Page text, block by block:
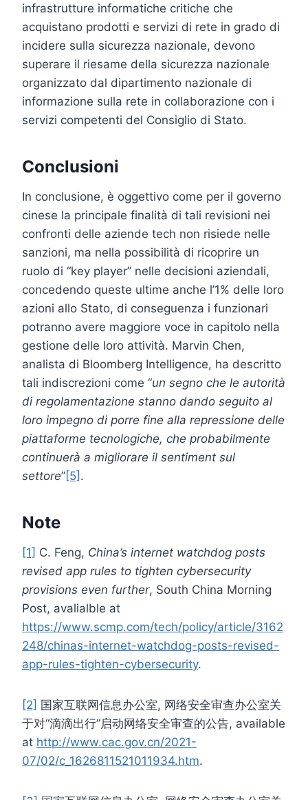
infrastrutture informatiche critiche che
acquistano prodotti e servizi di rete in grado di
incidere sulla sicurezza nazionale, devono
superare il riesame della sicurezza nazionale
organizzato dal dipartimento nazionale di
informazione sulla rete in collaborazione con i
servizi competenti del Consiglio di Stato.
Conclusioni
In conclusione, è oggettivo come per il governo
cinese la principale finalità di tali revisioni nei
confronti delle aziende tech non risiede nelle
sanzioni, ma nella possibilità di ricoprire un
ruolo di “key player” nelle decisioni aziendali,
concedendo queste ultime anche l’1% delle loro
azioni allo Stato, di conseguenza i funzionari
potranno avere maggiore voce in capitolo nella
gestione delle loro attività. Marvin Chen,
analista di Bloomberg Intelligence, ha descritto
tali indiscrezioni come “un segno che le autorità
di regolamentazione stanno dando seguito al
loro impegno di porre fine alla repressione delle
piattaforme tecnologiche, che probabilmente
continuerà a migliorare il sentiment sul
settore”[5] .
Note
[1] C. Feng, China’s internet watchdog posts
revised app rules to tighten cybersecurity
provisions even further, South China Morning
Post, avalialble at
https://www.scmp.com/tech/policy/article/3162
248/chinas-internet-watchdog-posts-revised-
app-rules-tighten-cybersecurity.
[2] 国家互联网信息办公室, 网络安全审查办公室关
于对“滴滴出行”启动网络安全审查的公告, available
at http://www.cac.gov.cn/2021-
07/02/c_1626811521011934.htm.